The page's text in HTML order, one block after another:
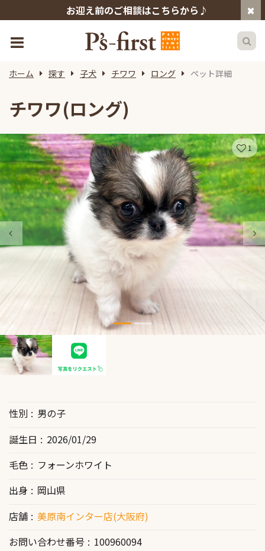
お迎え前のご相談はこちらから♪
ホーム 探す 子犬 チワワ ロング ペット詳細
チワワ(ロング)
1
性別
男の子
誕生日
2026/01/29
毛色
フォーンホワイト
出身
岡山県
店舗
美原南インター店(大阪府)
お問い合わせ番号
100960094